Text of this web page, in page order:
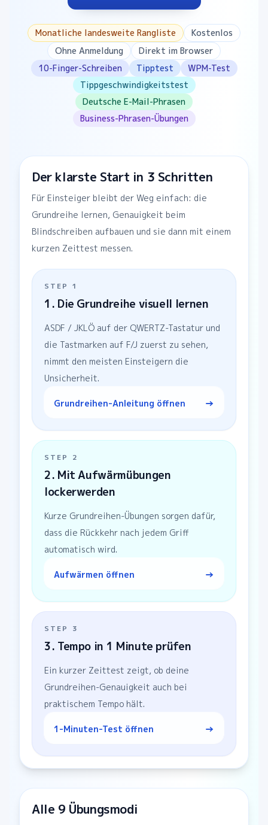
Monatliche landesweite Rangliste
Kostenlos
Ohne Anmeldung
Direkt im Browser
10-Finger-Schreiben
Tipptest
WPM-Test
Tippgeschwindigkeitstest
Deutsche E-Mail-Phrasen
Business-Phrasen-Übungen
Der klarste Start in 3 Schritten
Für Einsteiger bleibt der Weg einfach: die
Grundreihe lernen, Genauigkeit beim
Blindschreiben aufbauen und sie dann mit einem
kurzen Zeittest messen.
STEP 1
1. Die Grundreihe visuell lernen
ASDF / JKLÖ auf der QWERTZ-Tastatur und
die Tastmarken auf F/J zuerst zu sehen,
nimmt den meisten Einsteigern die
Unsicherheit.
Grundreihen-Anleitung öffnen →
STEP 2
2. Mit Aufwärmübungen
lockerwerden
Kurze Grundreihen-Übungen sorgen dafür,
dass die Rückkehr nach jedem Griff
automatisch wird.
Aufwärmen öffnen →
STEP 3
3. Tempo in 1 Minute prüfen
Ein kurzer Zeittest zeigt, ob deine
Grundreihen-Genauigkeit auch bei
praktischem Tempo hält.
1-Minuten-Test öffnen →
Alle 9 Übungsmodi